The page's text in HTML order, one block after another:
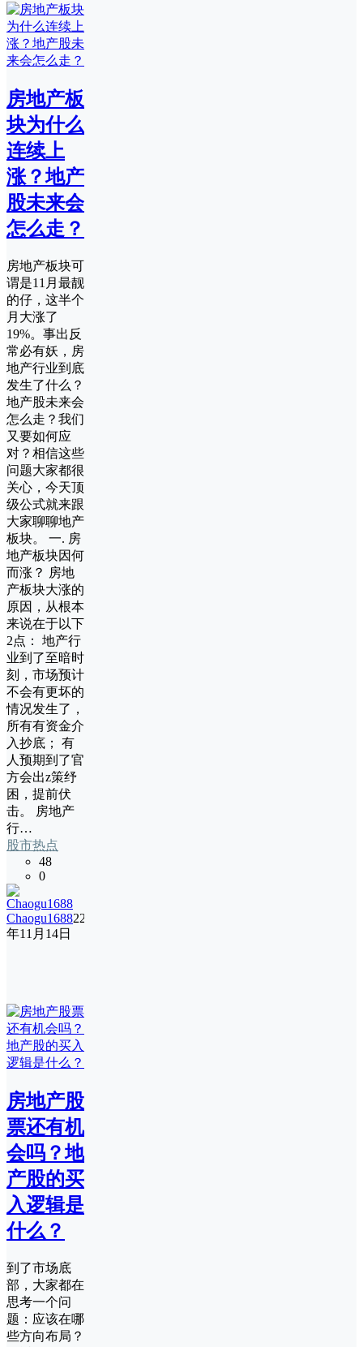
房地产板
块为什么
连续上
涨？地产
股未来会
怎么走？
房地产板块可
谓是11月最靓
的仔，这半个
月大涨了
19%。事出反
常必有妖，房
地产行业到底
发生了什么？
地产股未来会
怎么走？我们
又要如何应
对？相信这些
问题大家都很
关心，今天顶
级公式就来跟
大家聊聊地产
板块。 一. 房
地产板块因何
而涨？ 房地
产板块大涨的
原因，从根本
来说在于以下
2点： 地产行
业到了至暗时
刻，市场预计
不会有更坏的
情况发生了，
所有有资金介
入抄底； 有
人预期到了官
方会出z策纾
困，提前伏
击。 房地产
行…
股市热点
48
0
Chaogu168822
年11月14日
房地产股
票还有机
会吗？地
产股的买
入逻辑是
什么？
到了市场底
部，大家都在
思考一个问
题：应该在哪
些方向布局？